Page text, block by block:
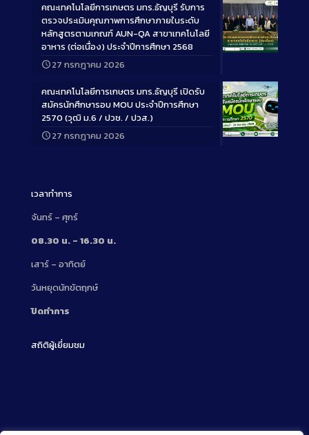
Long
คณะเทคโนโลยีการเกษตร มทร.ธัญบุรี รับการ
ตรวจประเมินคุณภาพการศึกษาภายในระดับ
หลักสูตรตามเกณฑ์ AUN-QA สาขาเทคโนโลยี
อาหาร (ต่อเนื่อง) ประจำปีการศึกษา 2568
27 กรกฎาคม 2026
Long
คณะเทคโนโลยีการเกษตร มทร.ธัญบุรี เปิดรับ
สมัครนักศึกษารอบ MOU ประจำปีการศึกษา
2570 (วุฒิ ม.6 / ปวช. / ปวส.)
27 กรกฎาคม 2026
เวลาทำการ
จันทร์ – ศุกร์
08.30 น. – 16.30 น.
เสาร์ – อาทิตย์
วันหยุดนักขัตฤกษ์
ปิดทำการ
สถิติผู้เยี่ยมชม